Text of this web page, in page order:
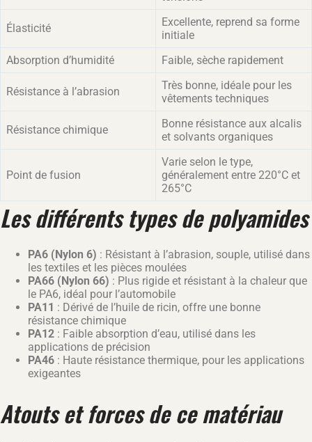
Élasticité
Excellente, reprend sa forme
initiale
Absorption d’humidité
Faible, sèche rapidement
Résistance à l’abrasion
Très bonne, idéale pour les
vêtements techniques
Résistance chimique
Bonne résistance aux alcalis
et solvants organiques
Point de fusion
Varie selon le type,
généralement entre 220°C et
265°C
Les différents types de polyamides
PA6 (Nylon 6) : Résistant à l’abrasion, souple, utilisé dans
les textiles et les pièces moulées
PA66 (Nylon 66) : Plus rigide et résistant à la chaleur que
le PA6, idéal pour l’automobile
PA11 : Dérivé de l’huile de ricin, offre une bonne
résistance chimique
PA12 : Faible absorption d’eau, utilisé dans les
applications de précision
PA46 : Haute résistance thermique, pour les applications
exigeantes
Atouts et forces de ce matériau